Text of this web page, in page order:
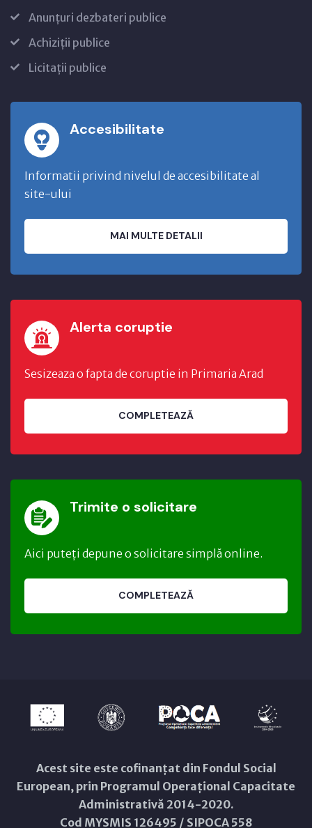
Anunțuri dezbateri publice
Achiziții publice
Licitații publice
Accesibilitate
Informatii privind nivelul de accesibilitate al
site-ului
MAI MULTE DETALII
Alerta coruptie
Sesizeaza o fapta de coruptie in Primaria Arad
COMPLETEAZĂ
Trimite o solicitare
Aici puteți depune o solicitare simplă online.
COMPLETEAZĂ
Acest site este cofinanțat din Fondul Social
European, prin Programul Operațional Capacitate
Administrativă 2014-2020.
Cod MYSMIS 126495 / SIPOCA 558